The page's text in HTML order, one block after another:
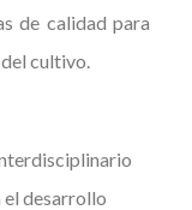
de calidad para
cultivo.
desarrollo